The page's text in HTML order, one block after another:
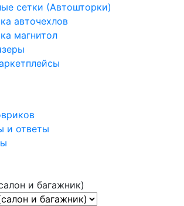
сетки (Автошторки)
авточехлов
магнитол
и ответы
и багажник)